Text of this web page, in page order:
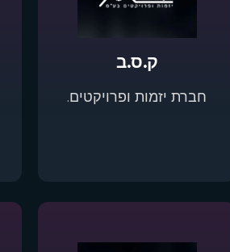
ק.ס.ב
חברת יזמות ופרויקטים.